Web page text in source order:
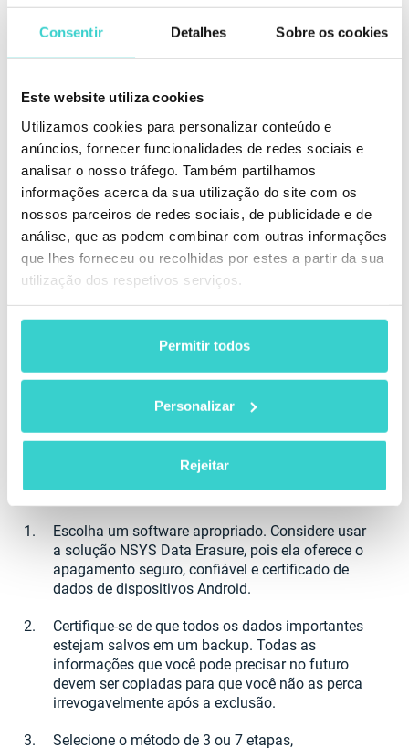
Consentir Detalhes Sobre os cookies
Este website utiliza cookies
Utilizamos cookies para personalizar conteúdo e
anúncios, fornecer funcionalidades de redes sociais e
analisar o nosso tráfego. Também partilhamos
informações acerca da sua utilização do site com os
nossos parceiros de redes sociais, de publicidade e de
análise, que as podem combinar com outras informações
que lhes forneceu ou recolhidas por estes a partir da sua
utilização dos respetivos serviços.
Permitir todos
Personalizar
Rejeitar
Mais caro em comparação com alguns métodos modernos
Como Implementar o Padrão DoD 5220.22-M?
A implementação do padrão DoD 5220.22-M como
parte da sua prática de sanitização de dados requer
alguns passos simples para garantir a exclusão
segura de dados de dispositivos de armazenamento
físico:
Escolha um software apropriado. Considere usar
a solução NSYS Data Erasure, pois ela oferece o
apagamento seguro, confiável e certificado de
dados de dispositivos Android.
Certifique-se de que todos os dados importantes
estejam salvos em um backup. Todas as
informações que você pode precisar no futuro
devem ser copiadas para que você não as perca
irrevogavelmente após a exclusão.
Selecione o método de 3 ou 7 etapas,